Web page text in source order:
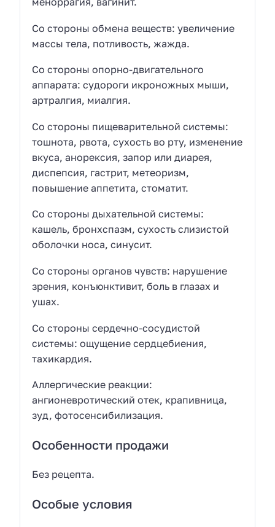
Со стороны обмена веществ: увеличение
массы тела, потливость, жажда.
Со стороны опорно-двигательного
аппарата: судороги икроножных мыши,
артралгия, миалгия.
Со стороны пищеварительной системы:
тошнота, рвота, сухость во рту, изменение
вкуса, анорексия, запор или диарея,
диспепсия, гастрит, метеоризм,
повышение аппетита, стоматит.
Со стороны дыхательной системы:
кашель, бронхспазм, сухость слизистой
оболочки носа, синусит.
Со стороны органов чувств: нарушение
зрения, конъюнктивит, боль в глазах и
ушах.
Со стороны сердечно-сосудистой
системы: ощущение сердцебиения,
тахикардия.
Аллергические реакции:
ангионевротический отек, крапивница,
зуд, фотосенсибилизация.
Особенности продажи
Без рецепта.
Особые условия